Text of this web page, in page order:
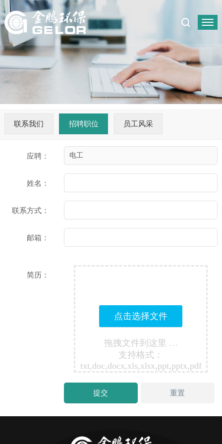
联系我们 招聘职位 员工风采
应聘：
姓名：
联系方式：
邮箱：
简历：
点击选择文件
拖拽文件到这里 …
支持格式：
txt,doc,docx,xls,xlsx,ppt,pptx,pdf